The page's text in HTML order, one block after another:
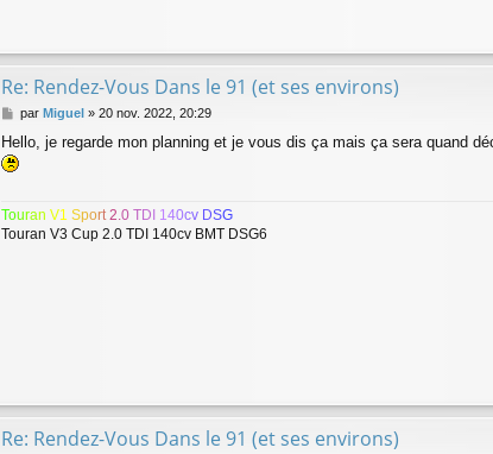
Re: Rendez-Vous Dans le 91 (et ses environs)
M
s
s
e
par Miguel» 20 nov. 2022, 20:29
Hello, je regarde mon planning et je vous dis ça mais ça sera quand
Touran V1 Sport 2 0 TDI 1 40cv DSG
Touran V3 Cup 2.0 TDI 140cv BMT DSG6
Re: Rendez-Vous Dans le 91 (et ses environs)